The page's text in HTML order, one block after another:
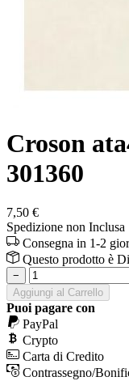
Croson
301360
7,50 €
Spedizione non Inclusa
Consegna in 1-2
Questo prodotto è
−
Aggiungi al Carrello
Puoi pagare con
PayPal
Crypto
Carta di Credito
Contrassegno/